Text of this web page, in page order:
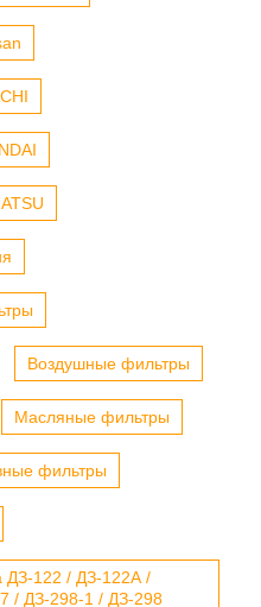
Воздушные фильтры
Масляные фильтры
фильтры
ДЗ-122 / ДЗ-122А /
/ ДЗ-298-1 / ДЗ-298